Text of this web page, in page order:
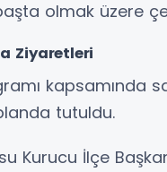
olmak üzere
Ziyaretleri
tutuldu.
Kurucu İlçe